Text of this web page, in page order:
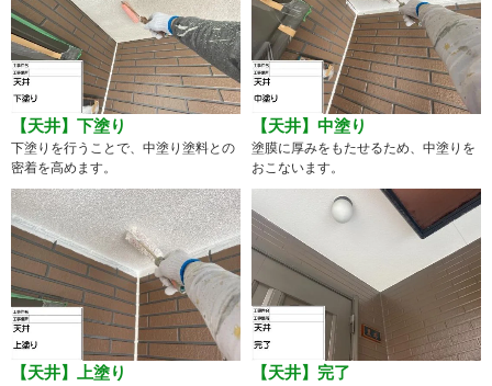
【天井】下塗り
下塗りを行うことで、中塗り塗料との
密着を高めます。
【天井】中塗り
塗膜に厚みをもたせるため、中塗りを
おこないます。
【天井】上塗り 【天井】完了